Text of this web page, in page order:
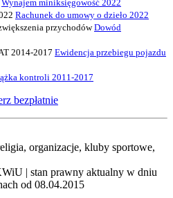
Wynajem miniksięgowość 2022
Rachunek do umowy o dzieło 2022
Dowód
Ewidencja przebiegu pojazdu
kontroli 2011-2017
bezpłatnie
organizacje, kluby sportowe,
| stan prawny aktualny w dniu
od 08.04.2015